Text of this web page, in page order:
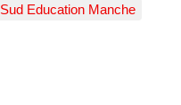
Sud Education Manche